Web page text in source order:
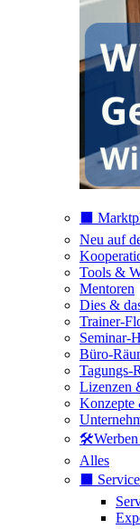
⬛️
Neu auf
Tools &
Mentoren
Dies &
Trainer-
Seminar-
Büro-
Tagungs-
Lizenzen
Konzepte
🛠️Werben
Alles
⬛️ Service